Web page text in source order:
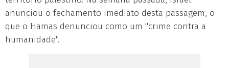
anunciou o fechamento imediato desta passagem, o
que o Hamas denunciou como um "crime contra a
humanidade".